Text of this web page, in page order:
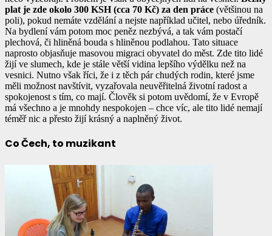
plat je zde okolo 300 KSH (cca 70 Kč) za den práce (většinou na
poli), pokud nemáte vzdělání a nejste například učitel, nebo úředník.
Na bydlení vám potom moc peněz nezbývá, a tak vám postačí
plechová, či hliněná bouda s hliněnou podlahou. Tato situace
naprosto objasňuje masovou migraci obyvatel do měst. Zde tito lidé
žijí ve slumech, kde je stále větší vidina lepšího výdělku než na
vesnici. Nutno však říci, že i z těch pár chudých rodin, které jsme
měli možnost navštívit, vyzařovala neuvěřitelná životní radost a
spokojenost s tím, co mají. Člověk si potom uvědomí, že v Evropě
má všechno a je mnohdy nespokojen – chce víc, ale tito lidé nemají
téměř nic a přesto žijí krásný a naplněný život.
Co Čech, to muzikant